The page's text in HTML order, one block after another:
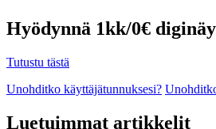
Hyödynnä 1kk/0€
Tutustu tästä
Unohditko käyttäjätunnuksesi?
Luetuimmat artikkelit